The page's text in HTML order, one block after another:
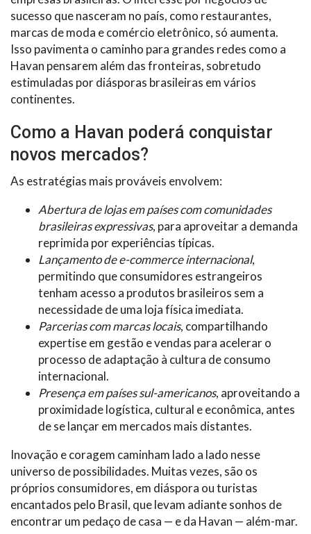
sucesso que nasceram no país, como restaurantes,
marcas de moda e comércio eletrônico, só aumenta.
Isso pavimenta o caminho para grandes redes como a
Havan pensarem além das fronteiras, sobretudo
estimuladas por diásporas brasileiras em vários
continentes.
Como a Havan poderá conquistar
novos mercados?
As estratégias mais prováveis envolvem:
Abertura de lojas em países com comunidades
brasileiras expressivas, para aproveitar a demanda
reprimida por experiências típicas.
Lançamento de e-commerce internacional,
permitindo que consumidores estrangeiros
tenham acesso a produtos brasileiros sem a
necessidade de uma loja física imediata.
Parcerias com marcas locais, compartilhando
expertise em gestão e vendas para acelerar o
processo de adaptação à cultura de consumo
internacional.
Presença em países sul-americanos, aproveitando a
proximidade logística, cultural e econômica, antes
de se lançar em mercados mais distantes.
Inovação e coragem caminham lado a lado nesse
universo de possibilidades. Muitas vezes, são os
próprios consumidores, em diáspora ou turistas
encantados pelo Brasil, que levam adiante sonhos de
encontrar um pedaço de casa — e da Havan — além-mar.